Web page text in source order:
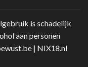
is schadelijk
aan personen
| NIX18.nl